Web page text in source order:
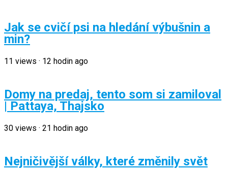
Jak se cvičí psi na hledání výbušnin a
min?
11 views · 12 hodin ago
Domy na predaj, tento som si zamiloval
| Pattaya, Thajsko
30 views · 21 hodin ago
Nejničivější války, které změnily svět